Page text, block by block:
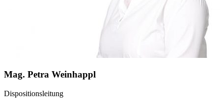
Mag. Petra Weinhappl
Dispositionsleitung